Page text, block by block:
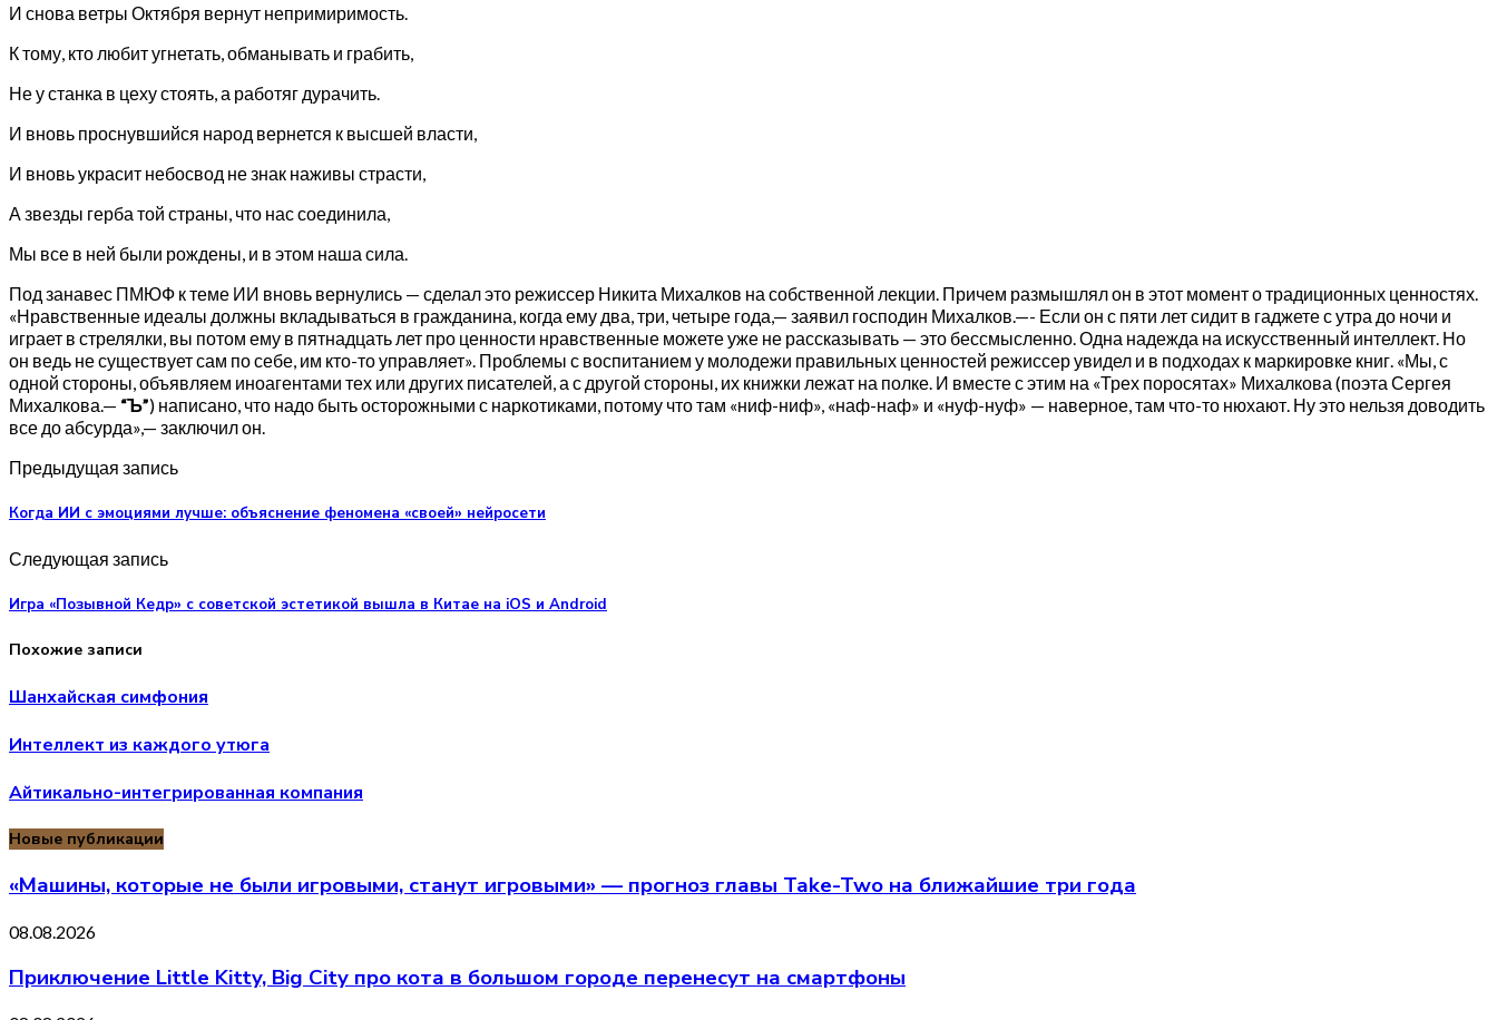
И снова ветры Октября вернут непримиримость.
К тому, кто любит угнетать, обманывать и грабить,
Не у станка в цеху стоять, а работяг дурачить.
И вновь проснувшийся народ вернется к высшей власти,
И вновь украсит небосвод не знак наживы страсти,
А звезды герба той страны, что нас соединила,
Мы все в ней были рождены, и в этом наша сила.
Под занавес ПМЮФ к теме ИИ вновь вернулись — сделал это режиссер Никита Михалков на собственной лекции. Причем размышлял он в этот момент о традиционных ценностях.
«Нравственные идеалы должны вкладываться в гражданина, когда ему два, три, четыре года,— заявил господин Михалков.—- Если он с пяти лет сидит в гаджете с утра до ночи и
играет в стрелялки, вы потом ему в пятнадцать лет про ценности нравственные можете уже не рассказывать — это бессмысленно. Одна надежда на искусственный интеллект. Но
он ведь не существует сам по себе, им кто-то управляет». Проблемы с воспитанием у молодежи правильных ценностей режиссер увидел и в подходах к маркировке книг. «Мы, с
одной стороны, объявляем иноагентами тех или других писателей, а с другой стороны, их книжки лежат на полке. И вместе с этим на «Трех поросятах» Михалкова (поэта Сергея
Михалкова.— “Ъ”) написано, что надо быть осторожными с наркотиками, потому что там «ниф-ниф», «наф-наф» и «нуф-нуф» — наверное, там что-то нюхают. Ну это нельзя доводить
все до абсурда»,— заключил он.
Предыдущая запись
Когда ИИ с эмоциями лучше: объяснение феномена «своей» нейросети
Следующая запись
Игра «Позывной Кедр» с советской эстетикой вышла в Китае на iOS и Android
Похожие записи
Шанхайская симфония
Интеллект из каждого утюга
Айтикально-интегрированная компания
Новые публикации
«Машины, которые не были игровыми, станут игровыми» — прогноз главы Take-Two на ближайшие три года
08.08.2026
Приключение Little Kitty, Big City про кота в большом городе перенесут на смартфоны